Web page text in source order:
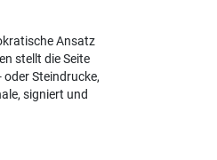
Ansatz
stellt die Seite
Steindrucke,
signiert und